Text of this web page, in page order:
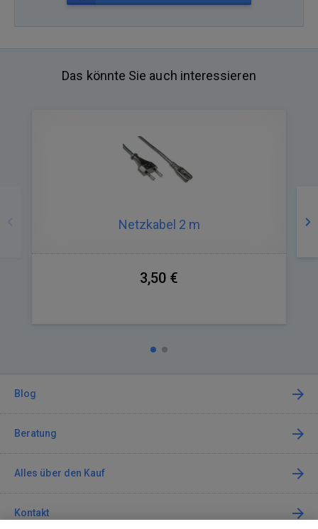
Das könnte Sie auch interessieren
Netzkabel 2 m
3,50 €
Blog
Beratung
Alles über den Kauf
Kontakt